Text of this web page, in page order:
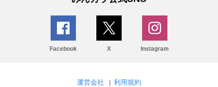
Facebook X Instagram
運営会社 | 利用規約